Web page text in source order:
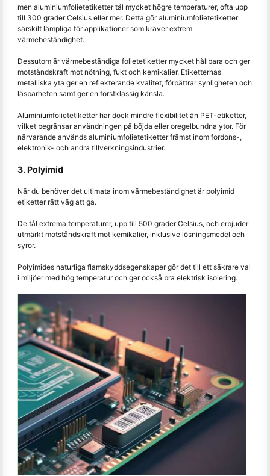
men aluminiumfolietetiketter tål mycket högre temperaturer, ofta upp
till 300 grader Celsius eller mer. Detta gör aluminiumfolietetiketter
särskilt lämpliga för applikationer som kräver extrem
värmebeständighet.
Dessutom är värmebeständiga folietetiketter mycket hållbara och ger
motståndskraft mot nötning, fukt och kemikalier. Etiketternas
metalliska yta ger en reflekterande kvalitet, förbättrar synligheten och
läsbarheten samt ger en förstklassig känsla.
Aluminiumfolietetiketter har dock mindre flexibilitet än PET-etiketter,
vilket begränsar användningen på böjda eller oregelbundna ytor. För
närvarande används aluminiumfolietetiketter främst inom fordons-,
elektronik- och andra tillverkningsindustrier.
3. Polyimid
När du behöver det ultimata inom värmebeständighet är polyimid
etiketter rätt väg att gå.
De tål extrema temperaturer, upp till 500 grader Celsius, och erbjuder
utmärkt motståndskraft mot kemikalier, inklusive lösningsmedel och
syror.
Polyimides naturliga flamskyddsegenskaper gör det till ett säkrare val
i miljöer med hög temperatur och ger också bra elektrisk isolering.